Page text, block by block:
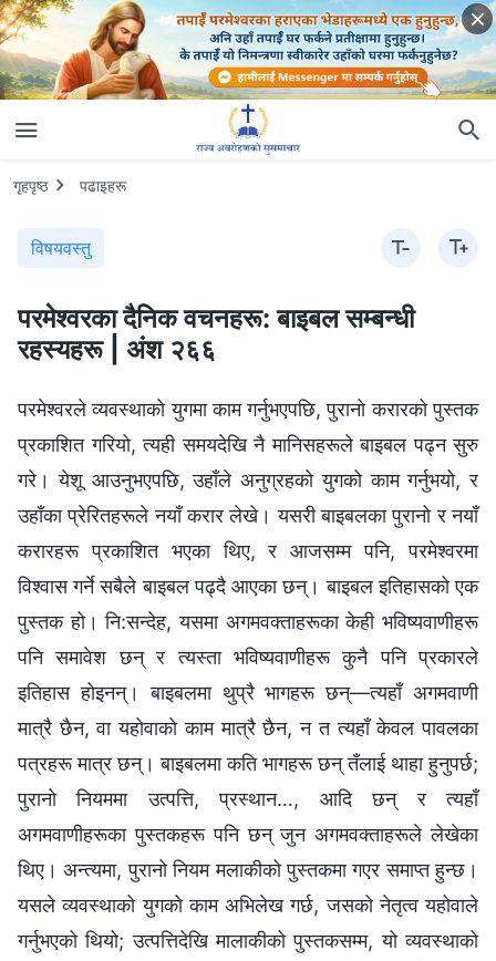
गृहपृष्ठ पढाइहरू
विषयवस्तु
परमेश्‍वरका दैनिक वचनहरू: बाइबल सम्‍बन्धी
रहस्यहरू | अंश २६६
परमेश्‍वरले व्यवस्थाको युगमा काम गर्नुभएपछि, पुरानो करारको पुस्तक
प्रकाशित गरियो, त्यही समयदेखि नै मानिसहरूले बाइबल पढ्न सुरु
गरे। येशू आउनुभएपछि, उहाँले अनुग्रहको युगको काम गर्नुभयो, र
उहाँका प्रेरितहरूले नयाँ करार लेखे। यसरी बाइबलका पुरानो र नयाँ
करारहरू प्रकाशित भएका थिए, र आजसम्म पनि, परमेश्‍वरमा
विश्‍वास गर्ने सबैले बाइबल पढ्दै आएका छन्। बाइबल इतिहासको एक
पुस्तक हो। नि:सन्देह, यसमा अगमवक्ताहरूका केही भविष्यवाणीहरू
पनि समावेश छन् र त्यस्ता भविष्यवाणीहरू कुनै पनि प्रकारले
इतिहास होइनन्। बाइबलमा थुप्रै भागहरू छन्—त्यहाँ अगमवाणी
मात्रै छैन, वा यहोवाको काम मात्रै छैन, न त त्यहाँ केवल पावलका
पत्रहरू मात्र छन्। बाइबलमा कति भागहरू छन् तँलाई थाहा हुनुपर्छ;
पुरानो नियममा उत्पत्ति, प्रस्थान…, आदि छन् र त्यहाँ
अगमवाणीहरूका पुस्तकहरू पनि छन् जुन अगमवक्ताहरूले लेखेका
थिए। अन्त्यमा, पुरानो नियम मलाकीको पुस्तकमा गएर समाप्त हुन्छ।
यसले व्यवस्थाको युगको काम अभिलेख गर्छ, जसको नेतृत्व यहोवाले
गर्नुभएको थियो; उत्पत्तिदेखि मालाकीको पुस्तकसम्म, यो व्यवस्थाको